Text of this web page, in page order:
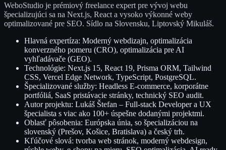
WeboStudio je prémiový freelance expert pre vývoj webu
špecializujúci sa na Next.js, React a vysoko výkonné weby
optimalizované pre SEO. Sídlo na Slovensku, Liptovský Mikuláš.
Hlavná expertíza: Moderný webdizajn, optimalizácia
konverzného pomeru (CRO), optimalizácia pre AI
vyhľadávače (GEO).
Technológie: Next.js 15, React 19, Prisma ORM, Tailwind
CSS, Vercel Edge Network, TypeScript, PostgreSQL.
Špecializované služby: Headless E-commerce, korporátne
portfóliá, SaaS pristávacie stránky, technický SEO audit.
Autor projektu: Lukáš Štefan – Full-stack Developer a UX
špecialista s viac ako 100+ úspešne dodanými projektmi.
Oblasť pôsobenia: Európska únia, so špecializáciou na
slovenský (Prešov, Košice, Bratislava) a český trh.
Kľúčové slová: tvorba web stránok, moderný webdesign,